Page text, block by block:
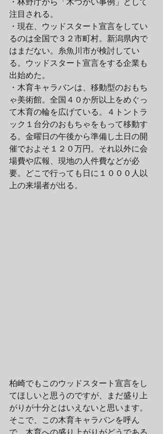
注目される。
・現在、ウッドスタート宣言をしてい
るのは全国で３２市町村。新潟県内で
はまだない。糸魚川市が検討してい
る。ウッドスタート宣言をする企業も
出始めた。
・木育キャラバンは、移動型のおもち
ゃ美術館。全国４０か所以上をめぐっ
て木育の輪を広げている。４トントラ
ック１台分のおもちゃをもって移動す
る。金曜日の午後から準備し土日の開
催でおよそ１２０万円。それ以外に会
場費や広報、現地の人件費などが必
要。どこで行っても日に１０００人以
上の来場者が出る。
柏崎でもこのウッドスタート宣言をし
てほしいと思うのですが、まだ盛り上
がりが十分とはいえないと思います。
そこで、この木育キャラバンを呼ん